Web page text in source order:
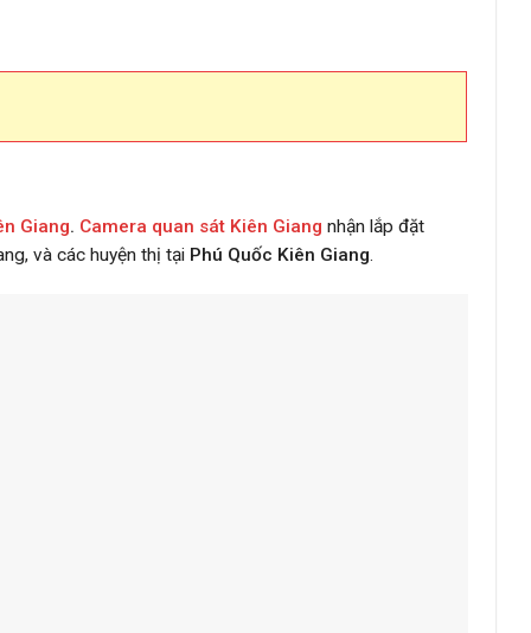
Giang. Camera quan sát Kiên Giang nhận lắp đặt
và các huyện thị tại Phú Quốc Kiên Giang.